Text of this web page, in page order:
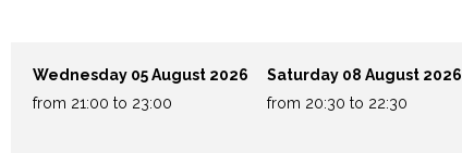
Wednesday 05 August 2026
from 21:00 to 23:00
Saturday 08 August 2026
from 20:30 to 22:30